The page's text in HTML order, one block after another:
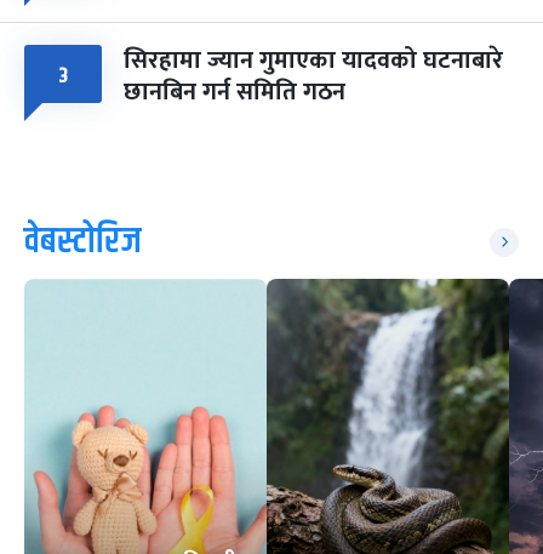
३ सिरहामा ज्यान गुमाएका यादवको घटनाबारे
छानबिन गर्न समिति गठन
वेबस्टोरिज